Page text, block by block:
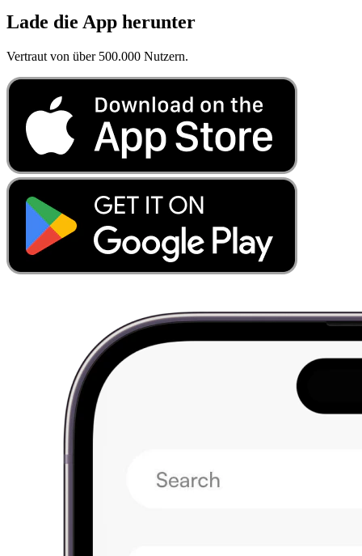
Lade die App herunter
Vertraut von über 500.000 Nutzern.